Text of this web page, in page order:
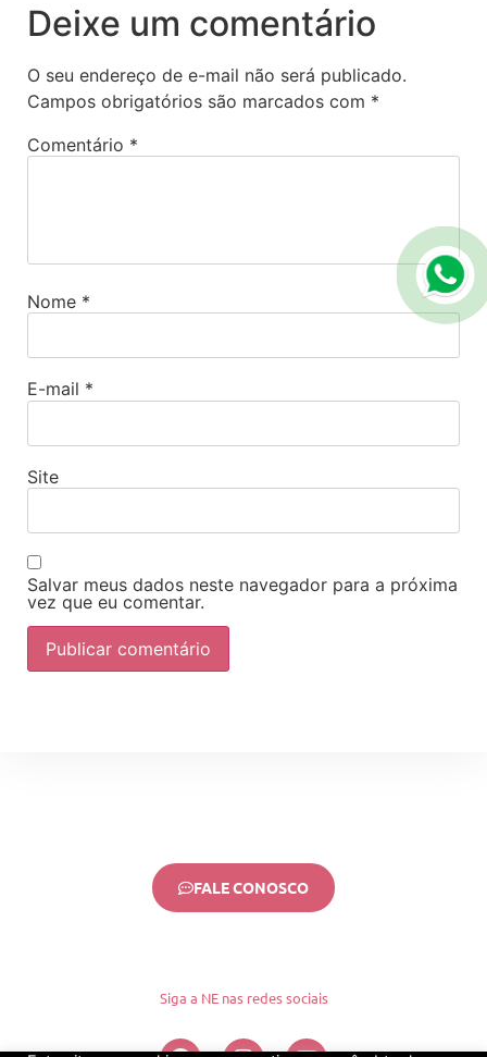
Deixe um comentário
O seu endereço de e-mail não será publicado.
Campos obrigatórios são marcados com *
Comentário *
Nome *
E-mail *
Site
Salvar meus dados neste navegador para a próxima
vez que eu comentar.
FALE CONOSCO
Siga a NE nas redes sociais